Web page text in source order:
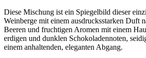
Diese Mischung ist ein Spiegelbild dieser
Weinberge mit einem ausdrucksstarken Duft
Beeren und fruchtigen Aromen mit einem
erdigen und dunklen Schokoladennoten,
einem anhaltenden, eleganten Abgang.